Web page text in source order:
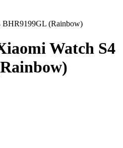
BHR9199GL (Rainbow)
Watch S4